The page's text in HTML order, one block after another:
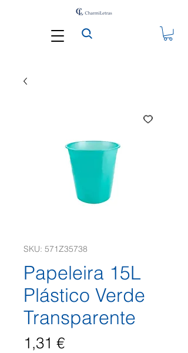
SKU: 571Z35738
Papeleira 15L
Plástico Verde
Transparente
1,31 €Preço